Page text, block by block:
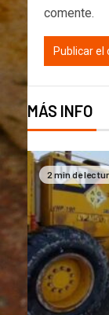
comente.
MÁS INFO
2 min de